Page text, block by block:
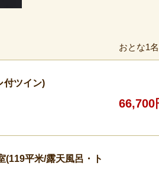
おとな1
付ツイン)
66,700
(119平米/露天風呂・ト